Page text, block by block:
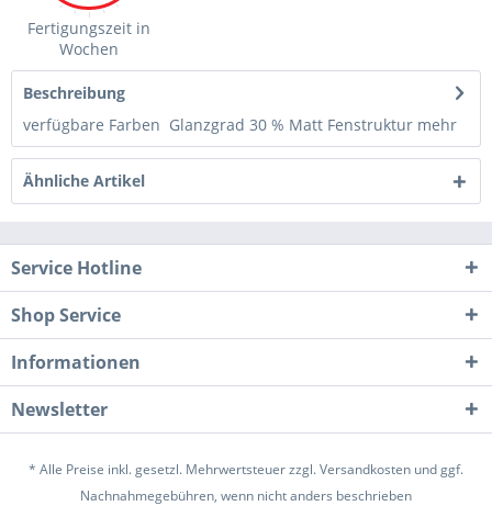
Fertigungszeit in
Wochen
Beschreibung
verfügbare Farben Glanzgrad 30 % Matt Fenstruktur mehr
Ähnliche Artikel
Service Hotline
Shop Service
Informationen
Newsletter
* Alle Preise inkl. gesetzl. Mehrwertsteuer zzgl.Versandkosten und ggf.
Nachnahmegebühren, wenn nicht anders beschrieben